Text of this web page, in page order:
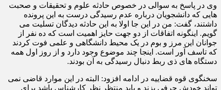
وی در پاسخ به سوالی در خصوص حادثه علوم و تحقیقات و صحبت
هایی که دانشجویان درباره عدم رسیدگی درست به این پرونده
داشتند، گفت: من در این جا اولا به این حادثه دیدگان تسلیت می
گویم. اینگونه اتفاقات از دو جهت حایز اهمیت است که ده نفر از
جوانان این مرز و بوم در یک محیط دانشگاهی و علمی فوت کردند
که تاسف آور است. اینجا چند موضوع وجود دارد و از روز اول همه
دستگاه های ذی ربط دنبال رسیدگی به آن بودند.
سخنگوی قوه قضاییه در ادامه افزود: البته در این موارد قاضی نمی
تواند خودش حرفی بزند و باید منتظر نظر کارشناس باشد برای